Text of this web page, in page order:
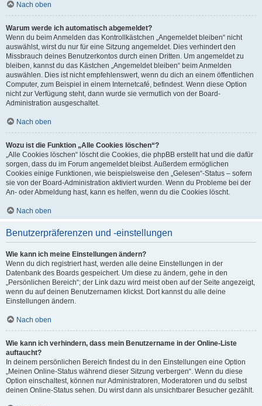
Nach oben
Warum werde ich automatisch abgemeldet?
Wenn du beim Anmelden das Kontrollkästchen „Angemeldet bleiben“ nicht
auswählst, wirst du nur für eine Sitzung angemeldet. Dies verhindert den
Missbrauch deines Benutzerkontos durch einen Dritten. Um angemeldet zu
bleiben, kannst du das Kästchen „Angemeldet bleiben“ beim Anmelden
auswählen. Dies ist nicht empfehlenswert, wenn du dich an einem öffentlichen
Computer, zum Beispiel in einem Internetcafé, befindest. Wenn diese Option
nicht zur Verfügung steht, dann wurde sie vermutlich von der Board-
Administration ausgeschaltet.
Nach oben
Wozu ist die Funktion „Alle Cookies löschen“?
„Alle Cookies löschen“ löscht die Cookies, die phpBB erstellt hat und die dafür
sorgen, dass du im Forum angemeldet bleibst. Außerdem ermöglichen
Cookies einige Funktionen, wie beispielsweise den „Gelesen“-Status – sofern
sie von der Board-Administration aktiviert wurden. Wenn du Probleme bei der
An- oder Abmeldung hast, kann es helfen, wenn du die Cookies löscht.
Nach oben
Benutzerpräferenzen und -einstellungen
Wie kann ich meine Einstellungen ändern?
Wenn du dich registriert hast, werden alle deine Einstellungen in der
Datenbank des Boards gespeichert. Um diese zu ändern, gehe in den
„Persönlichen Bereich“; der Link dazu wird meist oben auf der Seite angezeigt,
wenn du auf deinen Benutzernamen klickst. Dort kannst du alle deine
Einstellungen ändern.
Nach oben
Wie kann ich verhindern, dass mein Benutzername in der Online-Liste
auftaucht?
In deinem persönlichen Bereich findest du in den Einstellungen eine Option
„Meinen Online-Status während dieser Sitzung verbergen“. Wenn du diese
Option einschaltest, können nur Administratoren, Moderatoren und du selbst
deinen Online-Status sehen. Du wirst dann als unsichtbarer Besucher gezählt.